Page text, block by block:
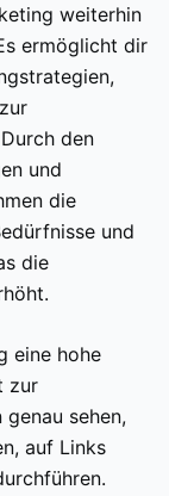
weiterhin
ermöglicht dir
den
und
die
und
die
eine hohe
zur
sehen,
auf Links